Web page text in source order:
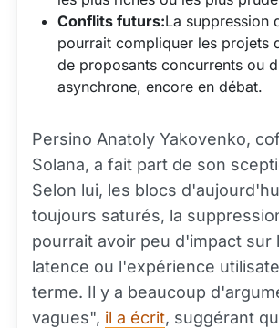
Conflits futurs:La suppression
pourrait compliquer les projets
de proposants concurrents ou
asynchrone, encore en débat.
Persino Anatoly Yakovenko,
Solana, a fait part de son
Selon lui, les blocs
toujours saturés, la
pourrait avoir peu d'impact sur
latence ou l'expérience
terme. Il y a beaucoup
vagues", il a écrit, suggérant